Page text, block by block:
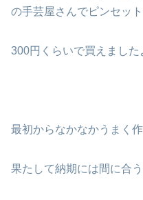
の手芸屋さんでピンセッ
300円くらいで買えました
最初からなかなかうまく
果たして納期には間に合